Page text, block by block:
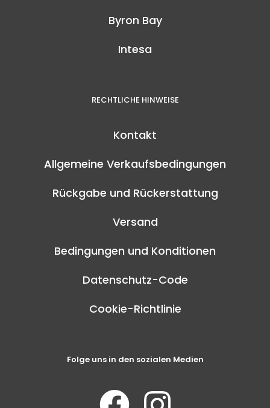
Byron Bay
Intesa
RECHTLICHE HINWEISE
Kontakt
Allgemeine Verkaufsbedingungen
Rückgabe und Rückerstattung
Versand
Bedingungen und Konditionen
Datenschutz-Code
Cookie-Richtlinie
Folge uns in den sozialen Medien